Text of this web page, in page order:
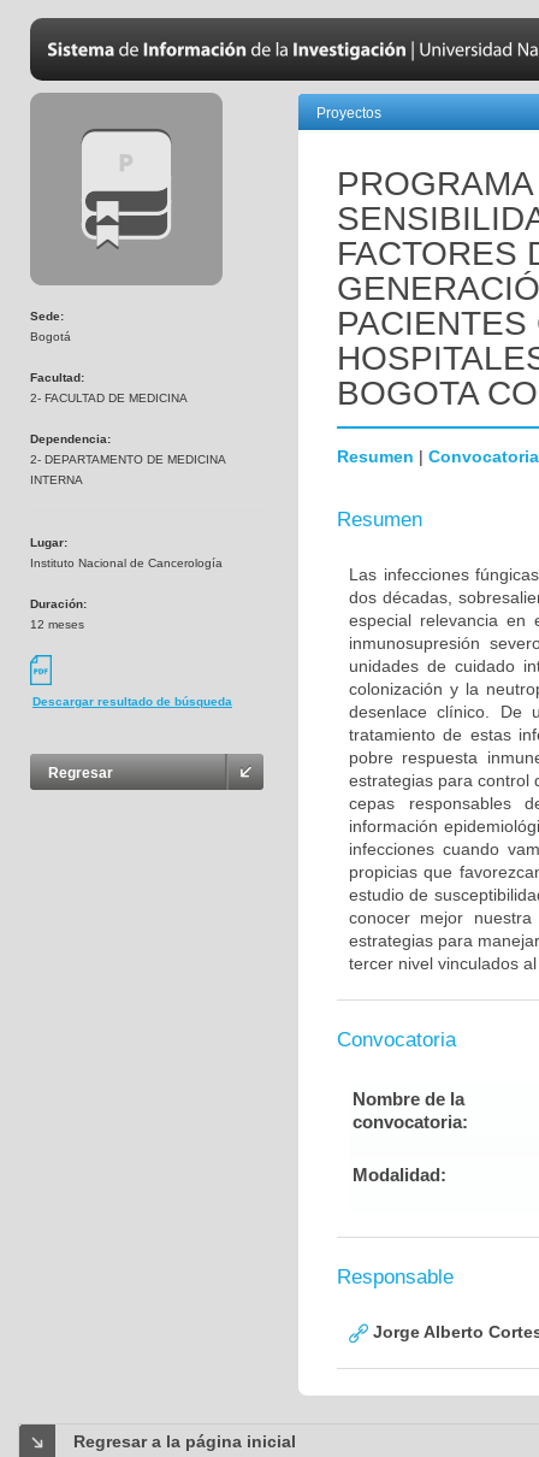
Sede:
Bogotá
Facultad:
2- FACULTAD DE MEDICINA
Dependencia:
2- DEPARTAMENTO DE MEDICINA
INTERNA
Lugar:
Instituto Nacional de Cancerología
Duración:
12 meses
Descargar resultado de búsqueda
Regresar
Proyectos
FACTORES
BOGOTA
Resumen | Convocatoria
Resumen
Las infecciones
dos décadas,
especial relevancia en
inmunosupresión
unidades de cuidado
colonización y la
desenlace clínico. De
tratamiento de estas
pobre respuesta
estrategias para control
cepas responsables
información
infecciones cuando
propicias que
estudio de
conocer mejor
estrategias para
tercer nivel vinculados
Convocatoria
Nombre de la
convocatoria:
Modalidad:
Responsable
Jorge Alberto
Regresar a la página inicial